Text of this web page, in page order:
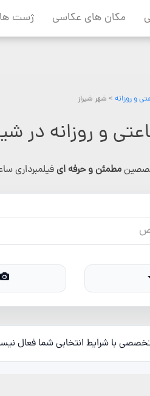
مکان های عکاسی ژست
و روزانه > شهر شیراز
و روزانه در
مطمئن و حرفه ایفیلمبرداری
فیلمبرداری ساعتی و روزانه
با شرایط انتخابی شما فعال